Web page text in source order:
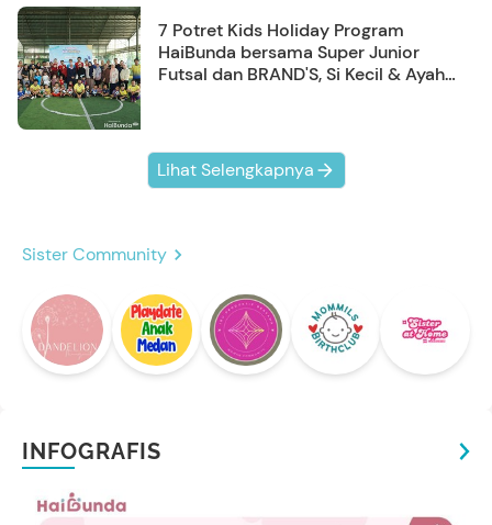
7 Potret Kids Holiday Program
HaiBunda bersama Super Junior
Futsal dan BRAND'S, Si Kecil & Ayah
Lihat Selengkapnya
Sister Community
INFOGRAFIS